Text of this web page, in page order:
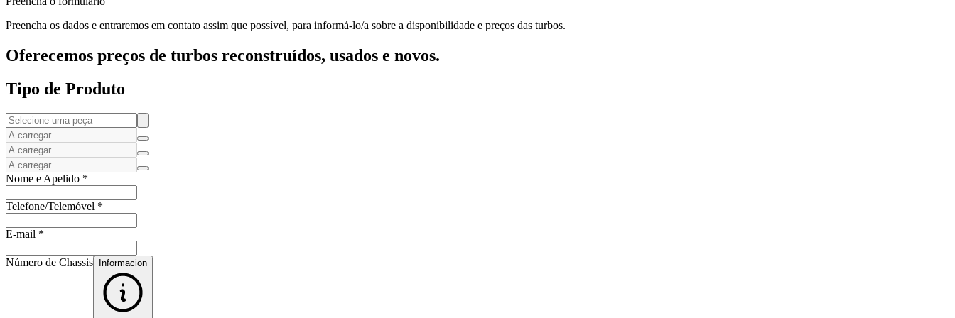
Preencha os dados e entraremos em contato assim que possível, para informá-lo/a sobre a disponibilidade e preços das turbos.
Oferecemos preços de turbos reconstruídos, usados e novos.
Tipo de Produto
Nome e Apelido *
Telefone/Telemóvel *
E-mail *
Número de Chassis Informacion